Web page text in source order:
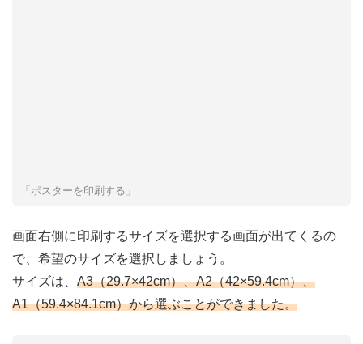
「ポスターを印刷する」
画面右側に印刷するサイズを選択する画面が出てくるの
で、希望のサイズを選択しましょう。
サイズは、 A3（29.7×42cm）、A2（42×59.4cm）、
A1（59.4×84.1cm）から選ぶことができました。